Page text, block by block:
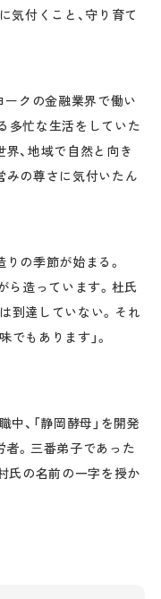
気付くこと、守り育て
ークの金融業界で働い
多忙な生活をしていた
、地域で自然と向き
みの尊さに気付いたん
の季節が始まる。
ら造っています。杜氏
到達していない。それ
もあります」。
、「静岡酵母」を開発
者。三番弟子であった
氏の名前の一字を授か